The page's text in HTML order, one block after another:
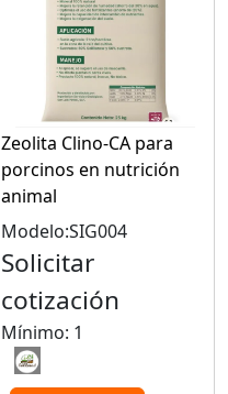
Zeolita Clino-CA para
porcinos en nutrición
animal
Modelo:SIG004
Solicitar
cotización
Mínimo: 1